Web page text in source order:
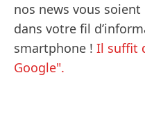
nos news vous
dans votre fil
smartphone ! Il suffit
Google".